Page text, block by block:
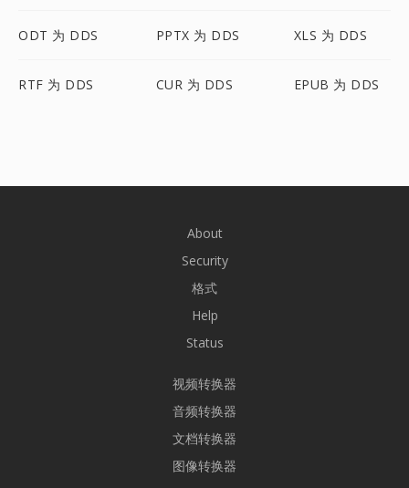
ODT 为 DDS PPTX 为 DDS XLS 为 DDS
RTF 为 DDS CUR 为 DDS EPUB 为 DDS
About
Security
格式
Help
Status
视频转换器
音频转换器
文档转换器
图像转换器